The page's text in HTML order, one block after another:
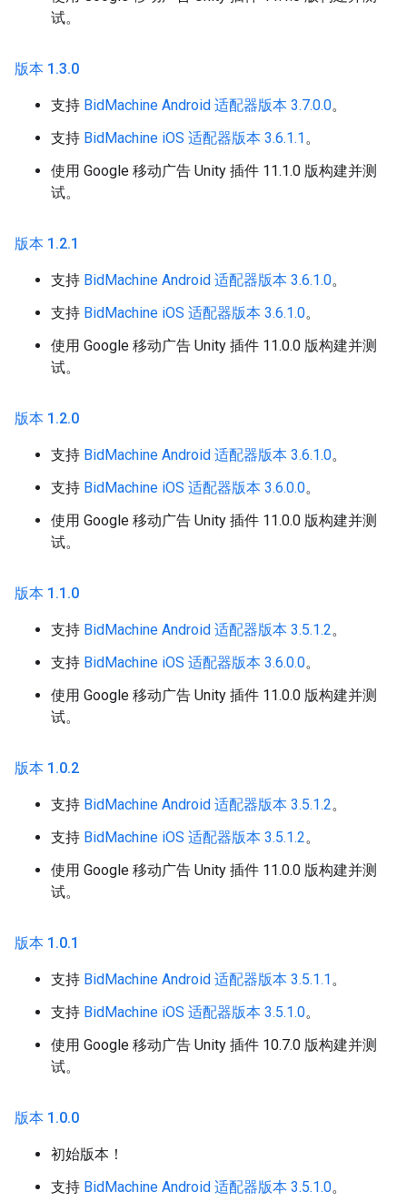
试。
版本 1 .3.0
支持 BidMachine Android 适配器版本 3.7.0.0。
支持 BidMachine iOS 适配器版本 3.6.1.1 。
使用 Google 移动广告 Unity 插件 11.1.0 版构建并测
试。
版本 1 .2.1
支持 BidMachine Android 适配器版本 3.6.1.0。
支持 BidMachine iOS 适配器版本 3.6.1.0。
使用 Google 移动广告 Unity 插件 11.0.0 版构建并测
试。
版本 1 .2.0
支持 BidMachine Android 适配器版本 3.6.1.0。
支持 BidMachine iOS 适配器版本 3.6.0.0。
使用 Google 移动广告 Unity 插件 11.0.0 版构建并测
试。
版本 1 .1 .0
支持 BidMachine Android 适配器版本 3.5.1.2。
支持 BidMachine iOS 适配器版本 3.6.0.0。
使用 Google 移动广告 Unity 插件 11.0.0 版构建并测
试。
版本 1 .0.2
支持 BidMachine Android 适配器版本 3.5.1.2。
支持 BidMachine iOS 适配器版本 3.5.1.2。
使用 Google 移动广告 Unity 插件 11.0.0 版构建并测
试。
版本 1 .0.1
支持 BidMachine Android 适配器版本 3.5.1.1 。
支持 BidMachine iOS 适配器版本 3.5.1.0。
使用 Google 移动广告 Unity 插件 10.7.0 版构建并测
试。
版本 1 .0.0
初始版本！
支持 BidMachine Android 适配器版本 3.5.1.0。